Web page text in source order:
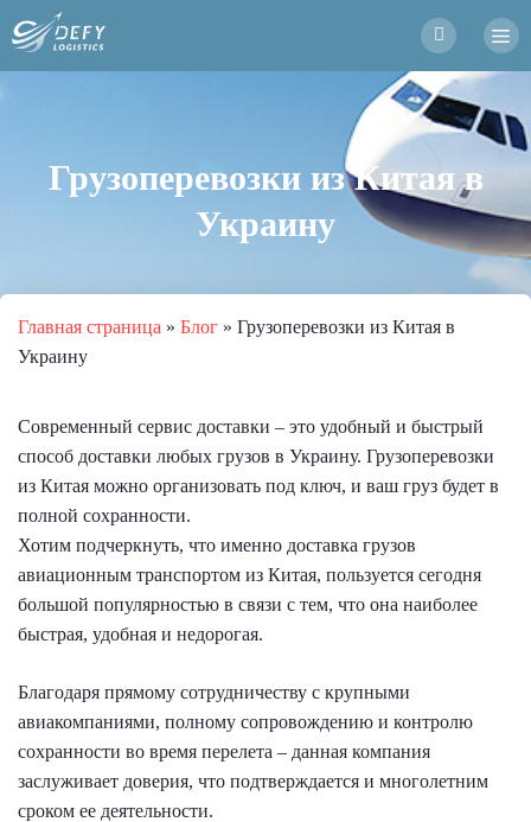
Грузоперевозки из Китая в
Украину
Главная страница » Блог » Грузоперевозки из Китая в
Украину
Современный сервис доставки – это удобный и быстрый
способ доставки любых грузов в Украину. Грузоперевозки
из Китая можно организовать под ключ, и ваш груз будет в
полной сохранности.
Хотим подчеркнуть, что именно доставка грузов
авиационным транспортом из Китая, пользуется сегодня
большой популярностью в связи с тем, что она наиболее
быстрая, удобная и недорогая.
Благодаря прямому сотрудничеству с крупными
авиакомпаниями, полному сопровождению и контролю
сохранности во время перелета – данная компания
заслуживает доверия, что подтверждается и многолетним
сроком ее деятельности.